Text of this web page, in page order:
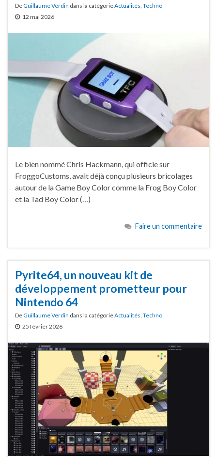
DeGuillaume Verdin dans la catégorieActualités, Techno
12 mai 2026
Le bien nommé Chris Hackmann, qui officie sur
FroggoCustoms, avait déjà conçu plusieurs bricolages
autour de la Game Boy Color comme la Frog Boy Color
et la Tad Boy Color (…)
Faire un commentaire
Pyrite64, un nouveau kit de
développement prometteur pour
Nintendo 64
DeGuillaume Verdin dans la catégorieActualités, Techno
25 février 2026